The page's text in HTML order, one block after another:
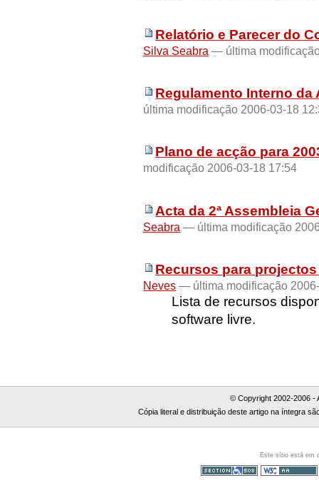
Relatório e Parecer do
Silva Seabra — última
Regulamento Interno da
última modificação 2006-03-18
Plano de acção para
modificação 2006-03-18 17:54
Acta da 2ª Assembleia
Seabra — última modificação
Recursos para
Neves — última modificação
Lista de recursos
software livre.
© Copyright 2002-2006 -
Cópia literal e distribuição deste artigo na íntegra
Este sítio está em